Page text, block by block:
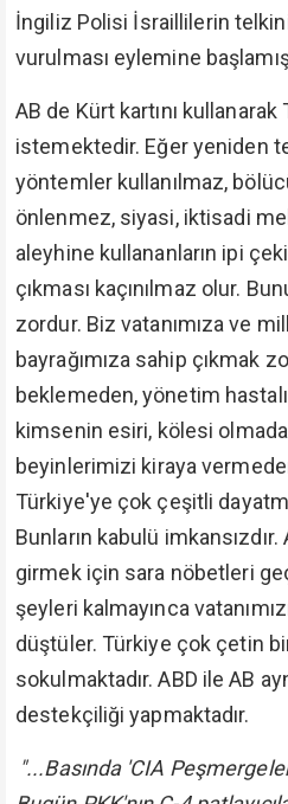
İngiliz Polisi İsraillilerin
vurulması eylemine
AB de Kürt kartını
istemektedir. Eğer yeniden
yöntemler kullanılmaz,
önlenmez, siyasi, iktisadi
aleyhine kullananların ipi
çıkması kaçınılmaz olur.
zordur. Biz vatanımıza ve
bayrağımıza sahip çıkmak
beklemeden, yönetim
kimsenin esiri, kölesi
beyinlerimizi kiraya
Türkiye'ye çok çeşitli
Bunların kabulü
girmek için sara nöbetleri
şeyleri kalmayınca
düştüler. Türkiye çok çetin
sokulmaktadır. ABD ile AB
destekçiliği yapmaktadır.
"...Basında 'CIA